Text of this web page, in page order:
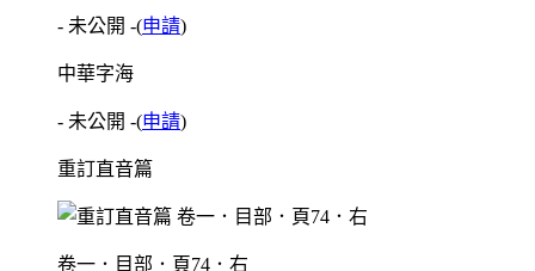
- 未公開 -(申請)
中華字海
- 未公開 -(申請)
重訂直音篇
卷一．目部．頁74．右